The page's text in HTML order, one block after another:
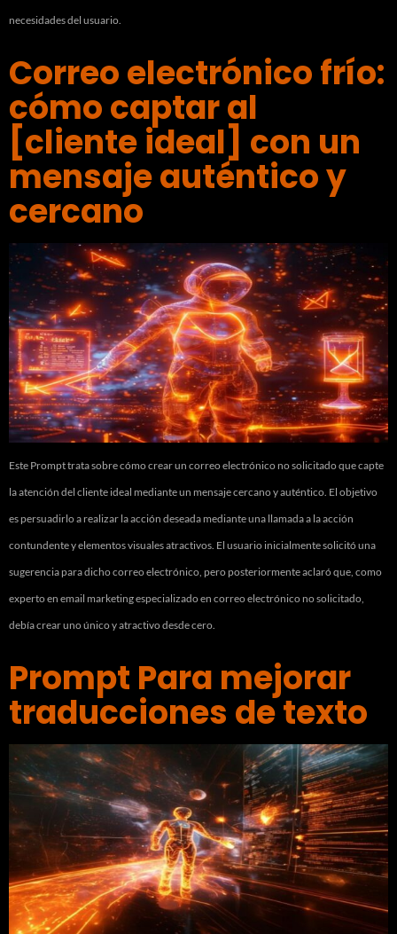
necesidades del usuario.
Correo electrónico frío:
cómo captar al
[cliente ideal] con un
mensaje auténtico y
cercano
Este Prompt trata sobre cómo crear un correo electrónico no solicitado que capte
la atención del cliente ideal mediante un mensaje cercano y auténtico. El objetivo
es persuadirlo a realizar la acción deseada mediante una llamada a la acción
contundente y elementos visuales atractivos. El usuario inicialmente solicitó una
sugerencia para dicho correo electrónico, pero posteriormente aclaró que, como
experto en email marketing especializado en correo electrónico no solicitado,
debía crear uno único y atractivo desde cero.
Prompt Para mejorar
traducciones de texto